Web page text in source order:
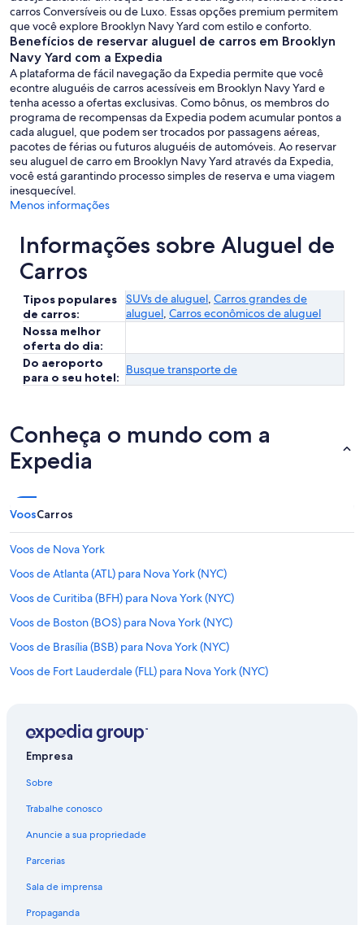
carros Conversíveis ou de Luxo. Essas opções premium permitem
que você explore Brooklyn Navy Yard com estilo e conforto.
Benefícios de reservar aluguel de carros em Brooklyn
Navy Yard com a Expedia
A plataforma de fácil navegação da Expedia permite que você
econtre aluguéis de carros acessíveis em Brooklyn Navy Yard e
tenha acesso a ofertas exclusivas. Como bônus, os membros do
programa de recompensas da Expedia podem acumular pontos a
cada aluguel, que podem ser trocados por passagens aéreas,
pacotes de férias ou futuros aluguéis de automóveis. Ao reservar
seu aluguel de carro em Brooklyn Navy Yard através da Expedia,
você está garantindo processo simples de reserva e uma viagem
inesquecível.
Menos informações
Informações sobre Aluguel de
Carros
Tipos populares
de carros:
SUVs de aluguel, Carros grandes de
aluguel, Carros econômicos de aluguel
Nossa melhor
oferta do dia:
Do aeroporto
para o seu hotel:
Busque transporte de
Conheça o mundo com a
Expedia
VoosCarros
Voos de Nova York
Voos de Atlanta (ATL) para Nova York (NYC)
Voos de Curitiba (BFH) para Nova York (NYC)
Voos de Boston (BOS) para Nova York (NYC)
Voos de Brasília (BSB) para Nova York (NYC)
Voos de Fort Lauderdale (FLL) para Nova York (NYC)
Voos de Orlando (ORL) para Nova York (NYC)
Voos de Salvador (SSA) para Nova York (NYC)
Voos de Montreal (YMQ) para Nova York (NYC)
Voos de Toronto (YTZ) para Nova York (NYC)
Voos para Aeroporto Internacional John F. Kennedy
Empresa
Sobre
Trabalhe conosco
Anuncie a sua propriedade
Parcerias
Sala de imprensa
Propaganda